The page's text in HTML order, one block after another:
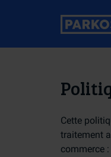
Cette
traitement
commerce